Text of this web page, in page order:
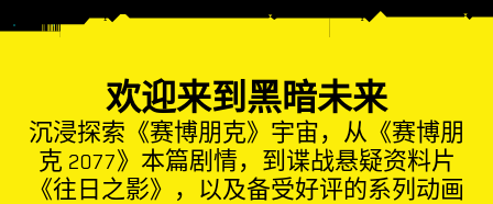
欢迎来到黑暗未来
沉浸探索《赛博朋克》宇宙，从《赛博朋
克 2077》本篇剧情，到谍战悬疑资料片
《往日之影》，以及备受好评的系列动画